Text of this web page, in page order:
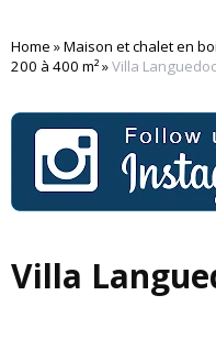
Home »Maison et chalet en
200 à 400 m²»Villa
Villa